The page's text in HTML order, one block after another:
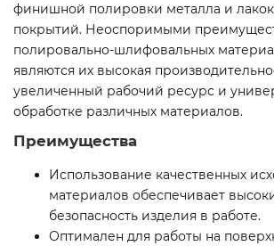
финишной полировки металла и
покрытий. Неоспоримыми
полировально-шлифовальных
являются их высокая
увеличенный рабочий ресурс и
обработке различных материалов.
Преимущества
Использование качественных
материалов обеспечивает
безопасность изделия в работе.
Оптимален для работы на